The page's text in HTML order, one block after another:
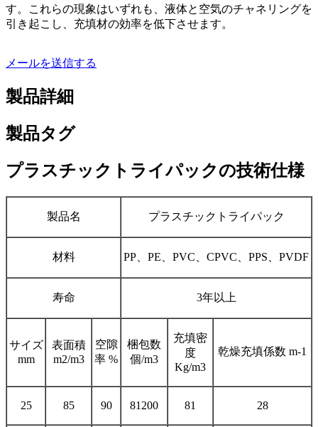
す。これらの現象はいずれも、液体と空気のチャネリングを
引き起こし、充填材の効率を低下させます。
メールを送信する
製品詳細
製品タグ
プラスチックトライパックの技術仕様
製品名 プラスチックトライパック
材料 PP、PE、PVC、CPVC、PPS、PVDF
寿命 3年以上
サイズ
mm
表面積
m2/m3
空隙
率 %
梱包数
個/m3
充填密
度
Kg/m3
乾燥充填係数 m-1
25 85 90 81200 81 28